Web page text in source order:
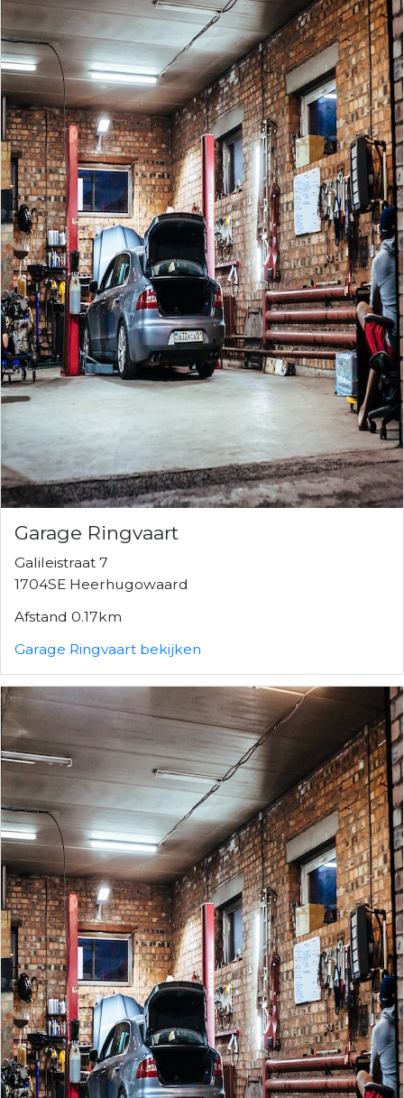
Garage Ringvaart
Galileistraat 7
1704SE Heerhugowaard
Afstand 0.17km
Garage Ringvaart bekijken